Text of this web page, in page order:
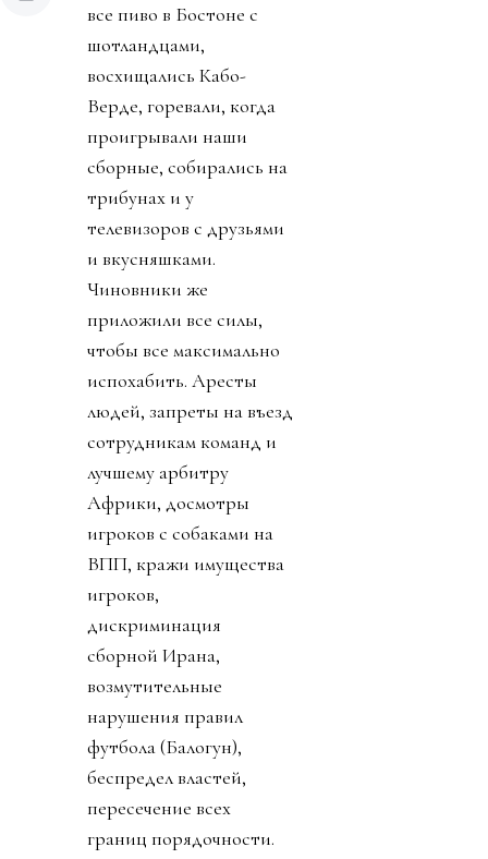
все пиво в Бостоне с
шотландцами,
восхищались Кабо-
Верде, горевали, когда
проигрывали наши
сборные, собирались на
трибунах и у
телевизоров с друзьями
и вкусняшками.
Чиновники же
приложили все силы,
чтобы все максимально
испохабить. Аресты
людей, запреты на въезд
сотрудникам команд и
лучшему арбитру
Африки, досмотры
игроков с собаками на
ВПП, кражи имущества
игроков,
дискриминация
сборной Ирана,
возмутительные
нарушения правил
футбола (Балогун),
беспредел властей,
пересечение всех
границ порядочности.